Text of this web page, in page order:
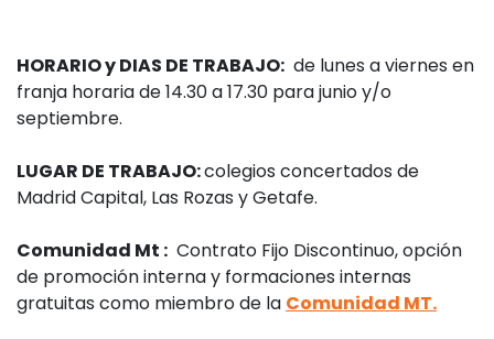
HORARIO y DIAS DE TRABAJO: de lunes a viernes en
franja horaria de 14.30 a 17.30 para junio y/o
septiembre.
LUGAR DE TRABAJO:colegios concertados de
Madrid Capital, Las Rozas y Getafe.
Comunidad Mt : Contrato Fijo Discontinuo, opción
de promoción interna y formaciones internas
gratuitas como miembro de la Comunidad MT.